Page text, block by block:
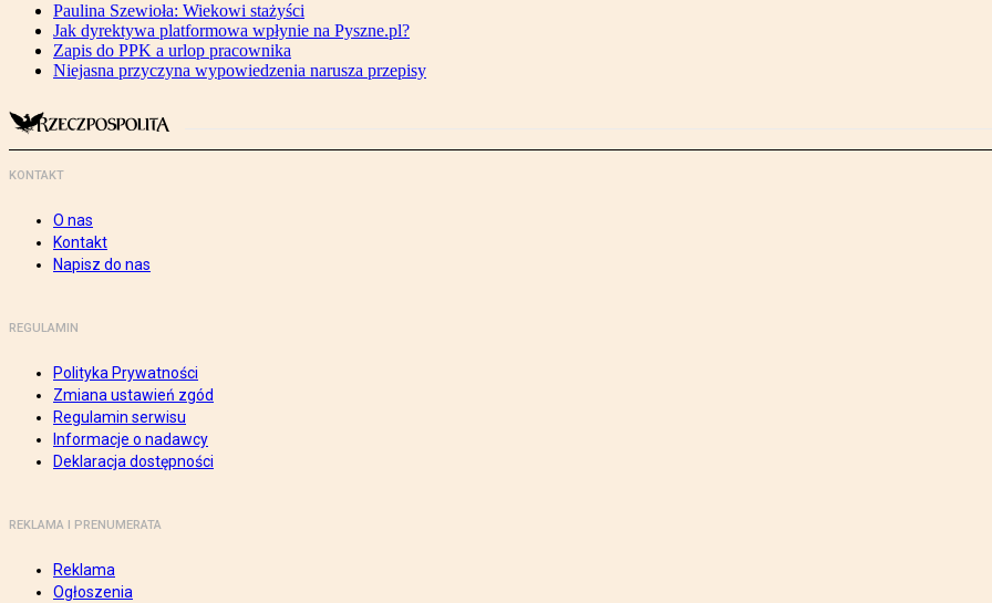
Paulina Szewioła: Wiekowi stażyści
Jak dyrektywa platformowa wpłynie na Pyszne.pl?
Zapis do PPK a urlop pracownika
Niejasna przyczyna wypowiedzenia narusza przepisy
KONTAKT
O nas
Kontakt
Napisz do nas
REGULAMIN
Polityka Prywatności
Zmiana ustawień zgód
Regulamin serwisu
Informacje o nadawcy
Deklaracja dostępności
REKLAMA I PRENUMERATA
Reklama
Ogłoszenia